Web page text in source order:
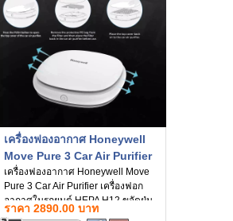
เครื่องฟองอากาศ Honeywell
Move Pure 3 Car Air Purifier
เครื่องฟอกอากาศในรถยนต์
ขจัดฝุ่น PM 2.5
เครื่องฟองอากาศ Honeywell Move
Pure 3 Car Air Purifier เครื่องฟอก
อากาศในรถยนต์ HEPA H12 ขจัดฝุ่น
PM 2.5 กลิ่นอับ
ราคา 2890.00 บาท